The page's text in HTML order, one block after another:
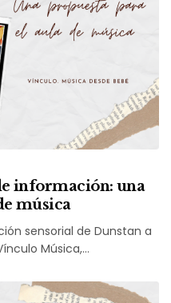
información: una
música
sensorial de Dunstan a
Música,…